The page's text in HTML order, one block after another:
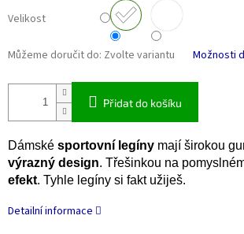
Velikost
Můžeme doručit do: Zvolte variantu Možnosti
Přidat do košíku
Dámské sportovní legíny mají širokou
výrazný design. Třešinkou na
efekt. Tyhle legíny si fakt užiješ.
Detailní informace